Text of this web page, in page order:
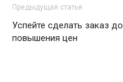
Предыдущая статья
Успейте сделать заказ до
повышения цен